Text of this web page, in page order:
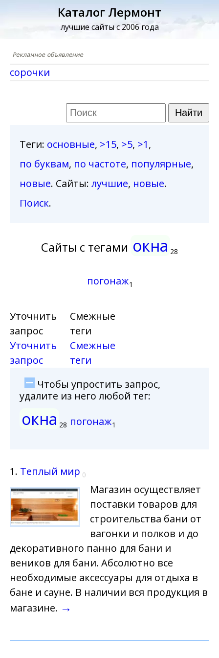
Каталог Лермонт
лучшие сайты с 2006 года
сорочки
Теги: основные, >15, >5, >1,
по буквам, по частоте, популярные,
новые. Сайты: лучшие, новые.
Поиск.
Сайты с тегами окна 28
погонаж1
Уточнить
запрос
Уточнить
запрос
Смежные
теги
Смежные
теги
Чтобы упростить запрос,
удалите из него любой тег:
окна 28 погонаж1
1. Теплый мир 0
Магазин осуществляет
поставки товаров для
строительства бани от
вагонки и полков и до
декоративного панно для бани и
веников для бани. Абсолютно все
необходимые аксессуары для отдыха в
бане и сауне. В наличии вся продукция в
магазине. →